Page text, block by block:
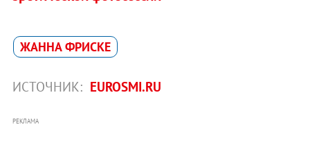
ЖАННА ФРИСКЕ
ИСТОЧНИК: EUROSMI.RU
РЕКЛАМА